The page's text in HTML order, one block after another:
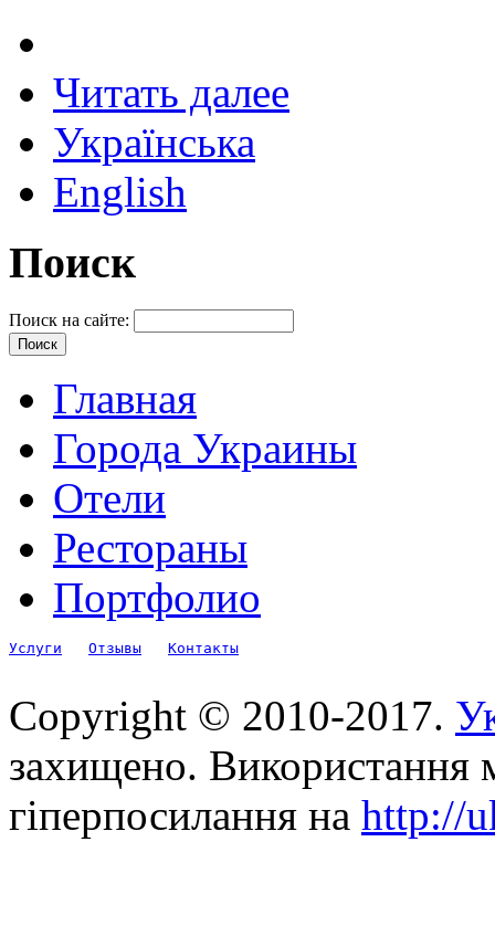
Читать далее
Українська
English
Поиск
Поиск на сайте:
Главная
Города Украины
Отели
Рестораны
Портфолио
Услуги Отзывы Контакты
Copyright © 2010-2017.
захищено. Використання
гіперпосилання на http://